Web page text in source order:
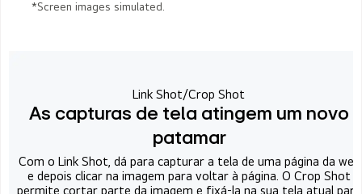
*Screen images simulated.
Link Shot/Crop Shot
As capturas de tela atingem um novo
patamar
Com o Link Shot, dá para capturar a tela de uma página da web
e depois clicar na imagem para voltar à página. O Crop Shot
permite cortar parte da imagem e fixá-la na sua tela atual para